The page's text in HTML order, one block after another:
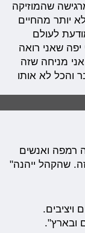
שהמוזיקה
יותר מהחיים
לעולם
שאני רואה
מניחה שזה
והכל לא אותו
רמפה ואנשים
שהקהל ייהנה"
ויציבים.
ובארץ".